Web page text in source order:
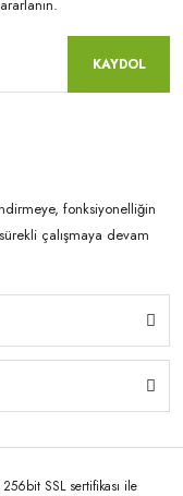
KAYDOL
fonksiyonelliğin
çalışmaya devam
SSL sertifikası ile